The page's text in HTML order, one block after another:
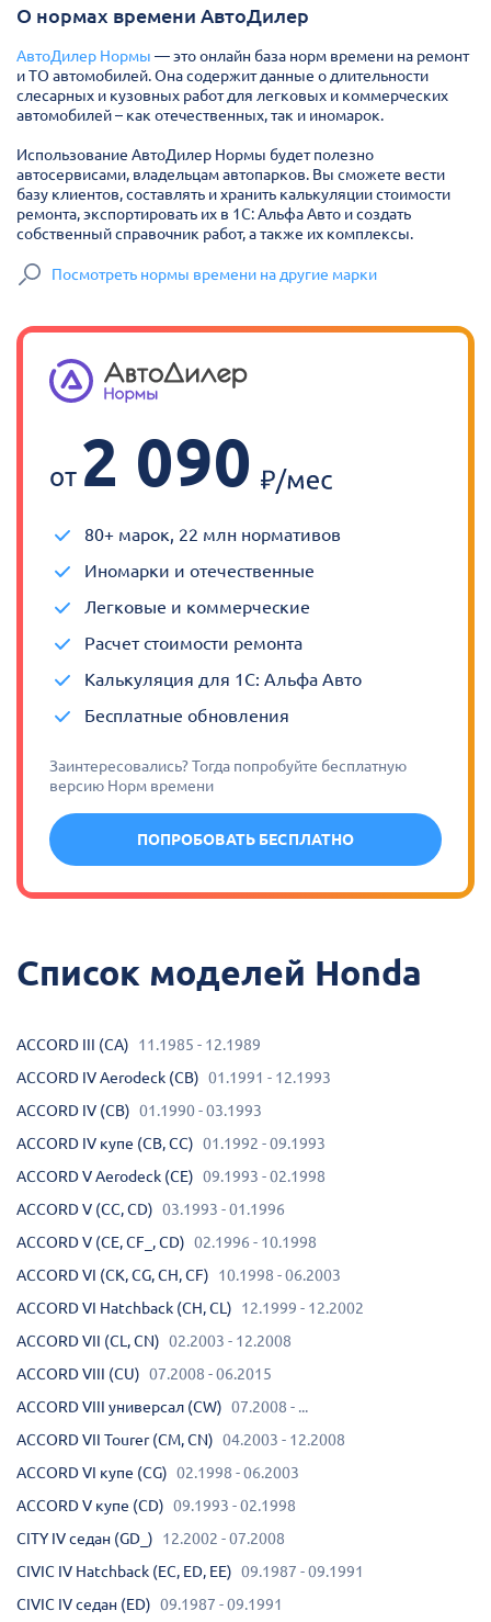
О нормах времени АвтоДилер
АвтоДилер Нормы — это онлайн база норм времени на ремонт
и ТО автомобилей. Она содержит данные о длительности
слесарных и кузовных работ для легковых и коммерческих
автомобилей – как отечественных, так и иномарок.
Использование АвтоДилер Нормы будет полезно
автосервисами, владельцам автопарков. Вы сможете вести
базу клиентов, составлять и хранить калькуляции стоимости
ремонта, экспортировать их в 1С: Альфа Авто и создать
собственный справочник работ, а также их комплексы.
Посмотреть нормы времени на другие марки
от 2 090
80+ марок, 22 млн нормативов
Иномарки и отечественные
Легковые и коммерческие
Расчет стоимости ремонта
Калькуляция для 1С: Альфа Авто
Бесплатные обновления
Заинтересовались? Тогда попробуйте бесплатную
версию Норм времени
ПОПРОБОВАТЬ БЕСПЛАТНО
Список моделей Honda
ACCORD III (CA)
11.1985 - 12.1989
ACCORD IV Aerodeck (CB) 01.1991 - 12.1993
ACCORD IV (CB) 01.1990 - 03.1993
ACCORD IV купе (CB, CC) 01.1992 - 09.1993
ACCORD V Aerodeck (CE) 09.1993 - 02.1998
ACCORD V (CC, CD) 03.1993 - 01.1996
ACCORD V (CE, CF_, CD) 02.1996 - 10.1998
ACCORD VI (CK, CG, CH, CF)
10.1998 - 06.2003
ACCORD VI Hatchback (CH, CL)
12.1999 - 12.2002
ACCORD VII (CL, CN) 02.2003 - 12.2008
ACCORD VIII (CU) 07.2008 - 06.2015
ACCORD VIII универсал (CW) 07.2008 - ...
ACCORD VII Tourer (CM, CN) 04.2003 - 12.2008
ACCORD VI купе (CG) 02.1998 - 06.2003
ACCORD V купе (CD) 09.1993 - 02.1998
CITY IV седан (GD_)
12.2002 - 07.2008
CIVIC IV Hatchback (EC, ED, EE) 09.1987 - 09.1991
CIVIC IV седан (ED) 09.1987 - 09.1991